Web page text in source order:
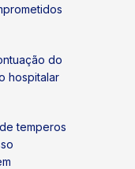
do
hospitalar
temperos